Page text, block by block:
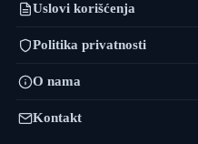
Uslovi korišćenja
Politika privatnosti
O nama
Kontakt